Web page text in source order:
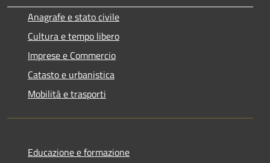
Anagrafe e stato civile
Cultura e tempo libero
Imprese e Commercio
Catasto e urbanistica
Mobilità e trasporti
Educazione e formazione